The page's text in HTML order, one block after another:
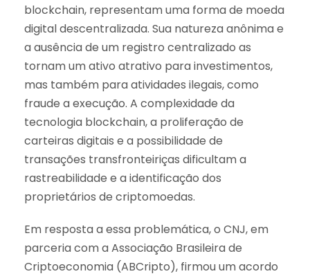
blockchain, representam uma forma de moeda
digital descentralizada. Sua natureza anônima e
a ausência de um registro centralizado as
tornam um ativo atrativo para investimentos,
mas também para atividades ilegais, como
fraude a execução. A complexidade da
tecnologia blockchain, a proliferação de
carteiras digitais e a possibilidade de
transações transfronteiriças dificultam a
rastreabilidade e a identificação dos
proprietários de criptomoedas.
Em resposta a essa problemática, o CNJ, em
parceria com a Associação Brasileira de
Criptoeconomia (ABCripto), firmou um acordo